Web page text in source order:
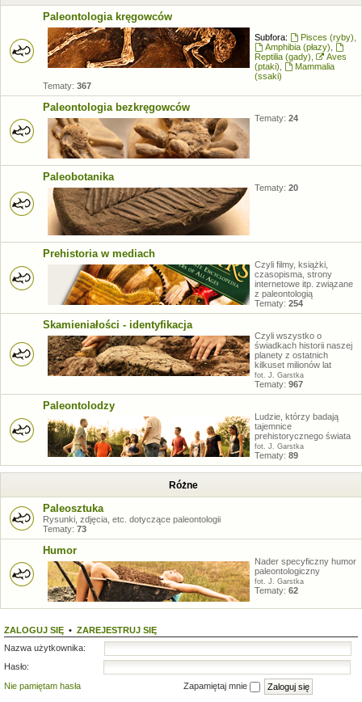
Paleontologia kręgowców
Subfora: Pisces (ryby)
Amphibia (płazy)
Reptilia (gady)
Aves
(ptaki)
Mammalia
(ssaki)
Tematy: 367
Paleontologia bezkręgowców
Tematy: 24
Paleobotanika
Tematy: 20
Prehistoria w mediach
Czyli filmy, książki,
czasopisma, strony
internetowe itp. związane
z paleontologią
Tematy: 254
Skamieniałości - identyfikacja
Czyli wszystko o
świadkach historii naszej
planety z ostatnich
kilkuset milionów lat
fot. J. Garstka
Tematy: 967
Paleontolodzy
Ludzie, którzy badają
tajemnice
prehistorycznego świata
fot. J. Garstka
Tematy: 89
Różne
Paleosztuka
Rysunki, zdjęcia, etc. dotyczące paleontologii
Tematy: 73
Humor
Nader specyficzny humor
paleontologiczny
fot. J. Garstka
Tematy: 62
ZALOGUJ SIĘ • ZAREJESTRUJ SIĘ
Nazwa użytkownika:
Hasło:
Nie pamiętam hasła
Zapamiętaj mnie